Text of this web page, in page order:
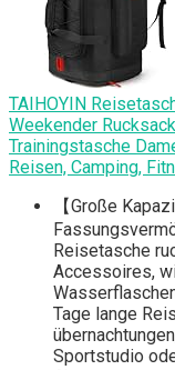
TAIHOYIN
Weekender
Trainingstasche
Reisen, Camping,
【Große
Reisetasche
Accessoires,
Tage lange
Sportstudio